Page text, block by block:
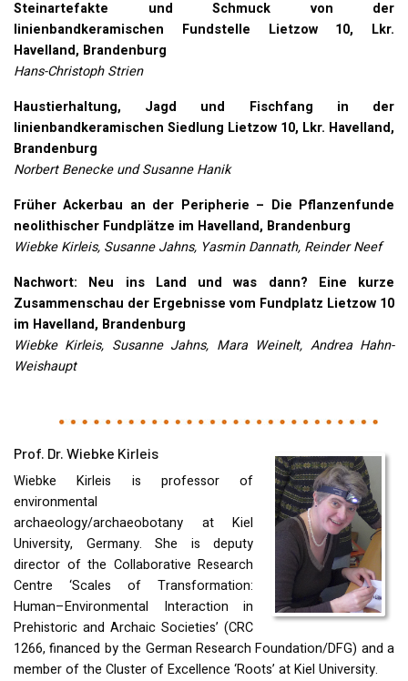
Steinartefakte und Schmuck von der
linienbandkeramischen Fundstelle Lietzow 10, Lkr.
Havelland, Brandenburg
Hans-Christoph Strien
Haustierhaltung, Jagd und Fischfang in der
linienbandkeramischen Siedlung Lietzow 10, Lkr. Havelland,
Brandenburg
Norbert Benecke und Susanne Hanik
Früher Ackerbau an der Peripherie – Die Pflanzenfunde
neolithischer Fundplätze im Havelland, Brandenburg
Wiebke Kirleis, Susanne Jahns, Yasmin Dannath, Reinder Neef
Nachwort: Neu ins Land und was dann? Eine kurze
Zusammenschau der Ergebnisse vom Fundplatz Lietzow 10
im Havelland, Brandenburg
Wiebke Kirleis, Susanne Jahns, Mara Weinelt, Andrea Hahn-
Weishaupt
Prof. Dr. Wiebke Kirleis
Wiebke Kirleis is professor of
environmental
archaeology/archaeobotany at Kiel
University, Germany. She is deputy
director of the Collaborative Research
Centre ‘Scales of Transformation:
Human–Environmental Interaction in
Prehistoric and Archaic Societies’ (CRC
1266, financed by the German Research Foundation/DFG) and a
member of the Cluster of Excellence ‘Roots’ at Kiel University.